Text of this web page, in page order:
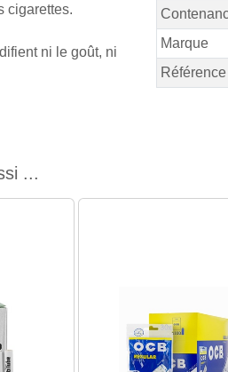
cigarettes.
ni le goût, ni
Marque
Référence
...